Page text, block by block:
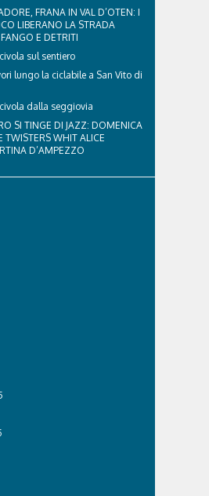
FRANA IN VAL D’OTEN: I
LIBERANO LA STRADA
E DETRITI
sul sentiero
lungo la ciclabile a San Vito di
dalla seggiovia
SI TINGE DI JAZZ: DOMENICA
TWISTERS WHIT ALICE
D’AMPEZZO